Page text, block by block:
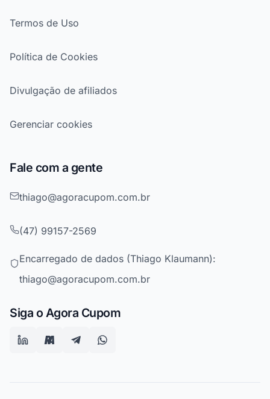
Termos de Uso
Política de Cookies
Divulgação de afiliados
Gerenciar cookies
Fale com a gente
thiago@agoracupom.com.br
(47) 99157-2569
Encarregado de dados (Thiago Klaumann):
thiago@agoracupom.com.br
Siga o Agora Cupom